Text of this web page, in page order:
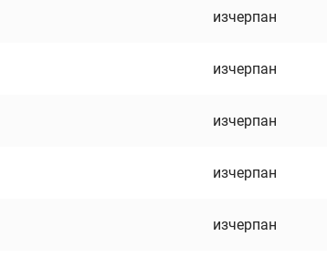
изчерпан
изчерпан
изчерпан
изчерпан
изчерпан